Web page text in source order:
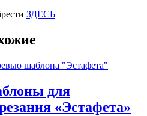
ЗДЕСЬ
для
«Эстафета»